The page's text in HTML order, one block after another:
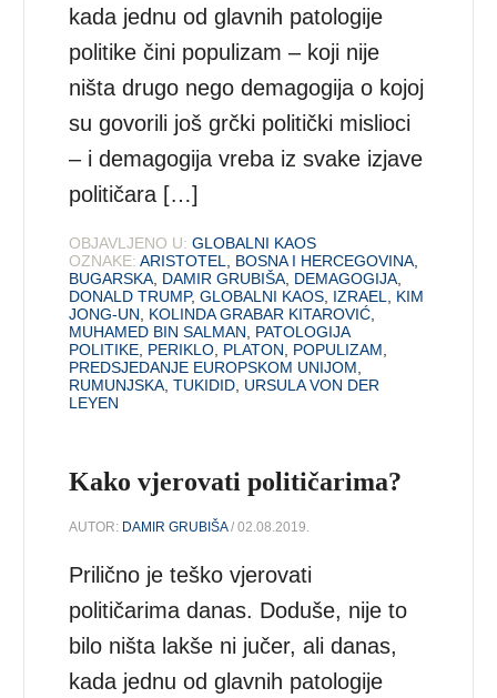
kada jednu od glavnih patologije
politike čini populizam – koji nije
ništa drugo nego demagogija o kojoj
su govorili još grčki politički mislioci
– i demagogija vreba iz svake izjave
političara […]
OBJAVLJENO U: GLOBALNI KAOS
OZNAKE: ARISTOTEL BOSNA I HERCEGOVINA
BUGARSKA DAMIR GRUBIŠA DEMAGOGIJA
DONALD TRUMP,GLOBALNI KAOS IZRAEL
KIM
JONG-UN
KOLINDA GRABAR KITAROVIĆ
MUHAMED BIN SALMAN
PATOLOGIJA
POLITIKE PERIKLO PLATON POPULIZAM
PREDSJEDANJE EUROPSKOM UNIJOM
RUMUNJSKA ,TUKIDID URSULA VON DER
LEYEN
Kako vjerovati političarima?
AUTOR: DAMIR GRUBIŠA/ 02.08.2019.
Prilično je teško vjerovati
političarima danas. Doduše, nije to
bilo ništa lakše ni jučer, ali danas,
kada jednu od glavnih patologije